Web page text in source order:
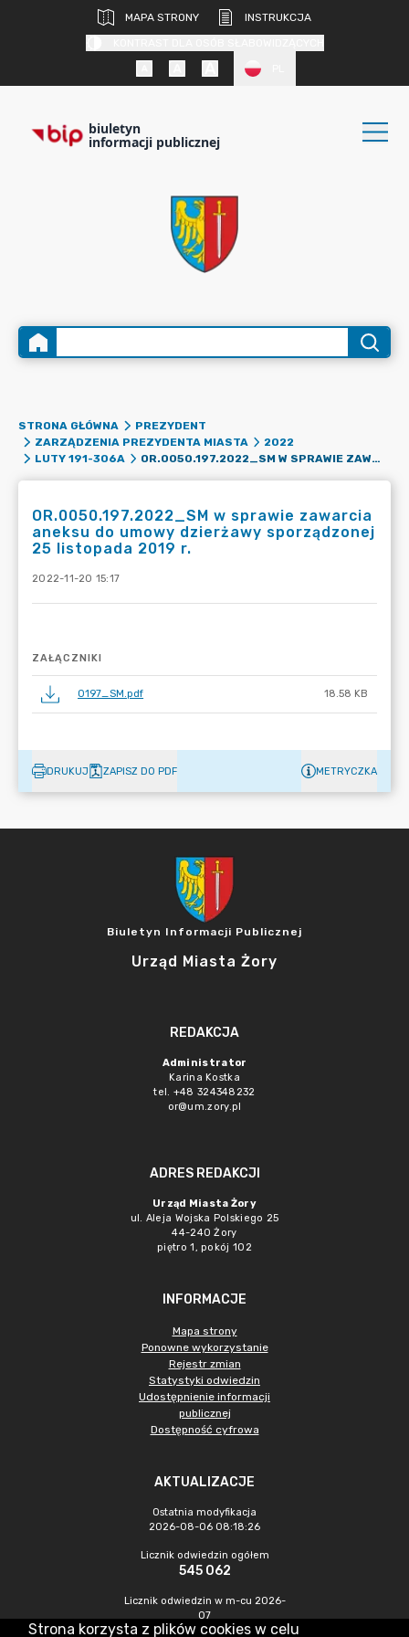
MAPA STRONY
INSTRUKCJA
biuletyn
informacji publicznej
STRONA GŁÓWNA
PREZYDENT
ZARZĄDZENIA PREZYDENTA MIASTA
2022
LUTY 191-306A
OR.0050.197.2022_SM W SPRAWIE ZAWARCIA ANEKSU DO UMOWY DZIERŻAWY SPORZĄDZONEJ 25 LISTOPADA 2019 R.
OR.0050.197.2022_SM w sprawie zawarcia
aneksu do umowy dzierżawy sporządzonej
25 listopada 2019 r.
2022-11-20 15:17
ZAŁĄCZNIKI
0197_SM.pdf 18.58 KB
DRUKUJ ZAPISZ DO PDF METRYCZKA
Biuletyn Informacji Publicznej
Urząd Miasta Żory
REDAKCJA
Administrator
Karina Kostka
tel. +48 324348232
or@um.zory.pl
ADRES REDAKCJI
Urząd Miasta Żory
ul. Aleja Wojska Polskiego 25
44-240 Żory
piętro 1, pokój 102
INFORMACJE
Mapa strony
Ponowne wykorzystanie
Rejestr zmian
Statystyki odwiedzin
Udostępnienie informacji
publicznej
Dostępność cyfrowa
AKTUALIZACJE
Ostatnia modyfikacja
2026-08-06 08:18:26
Licznik odwiedzin ogółem
545 062
Licznik odwiedzin w m-cu 2026-
07
1 078
Strona korzysta z plików cookies w celu